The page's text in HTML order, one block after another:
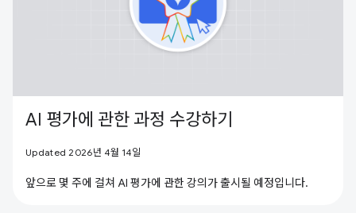
AI 평가에 관한 과정 수강하기
Updated 2026년 4월 14일
앞으로 몇 주에 걸쳐 AI 평가에 관한 강의가 출시될 예정입니다.